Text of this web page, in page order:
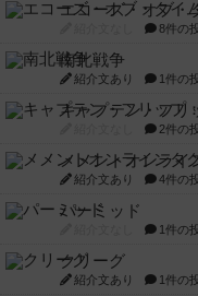
エコーズ・オブ・
8件の
南北戦争
紹介文あり 1件の
キャプテン・フリ
2件の
メメントオンライ
紹介文あり 4件の
パーミッド
1件の
クリーグ
紹介文あり 1件の